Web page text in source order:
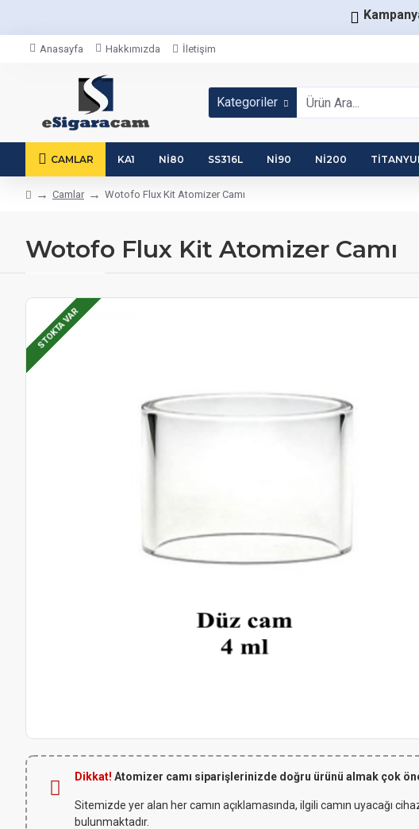
Anasayfa Hakkımızda İletişim
Kategoriler
CAMLAR KA1 NI80 SS316L NI90 NI200
Camlar Wotofo Flux Kit Atomizer Camı
Wotofo Flux Kit Atomizer Camı
STOKTA VAR
Dikkat! Atomizer camı siparişlerinizde doğru ürünü almak çok
Sitemizde yer alan her camın açıklamasında, ilgili camın uyacağı
bulunmaktadır.